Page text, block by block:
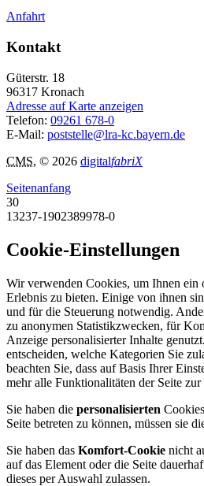
Anfahrt
Kontakt
Güterstr. 18
96317 Kronach
Adresse auf Karte anzeigen
Telefon: 09261 678-0
E-Mail: poststelle@lra-kc.bayern.de
CMS, © 2026 digitalfabriX
Seitenanfang
30
13237-1902389978-0
Cookie-Einstellungen
Wir verwenden Cookies, um Ihnen ein
Erlebnis zu bieten. Einige von ihnen
und für die Steuerung notwendig.
zu anonymen Statistikzwecken, für
Anzeige personalisierter Inhalte
entscheiden, welche Kategorien Sie
beachten Sie, dass auf Basis Ihrer
mehr alle Funktionalitäten der Seite
Sie haben die personalisierten
Seite betreten zu können, müssen sie
Sie haben das Komfort-Cookie nicht
auf das Element oder die Seite
dieses per Auswahl zulassen.